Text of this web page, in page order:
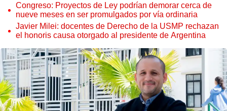
Congreso: Proyectos de Ley podrían demorar cerca de
nueve meses en ser promulgados por vía ordinaria
Javier Milei: docentes de Derecho de la USMP rechazan
el honoris causa otorgado al presidente de Argentina